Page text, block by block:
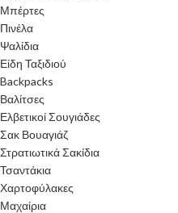
Μπέρτες
Πινέλα
Ψαλίδια
Είδη Ταξιδιού
Backpacks
Βαλίτσες
Ελβετικοί Σουγιάδες
Σακ Βουαγιάζ
Στρατιωτικά Σακίδια
Τσαντάκια
Χαρτοφύλακες
Μαχαίρια